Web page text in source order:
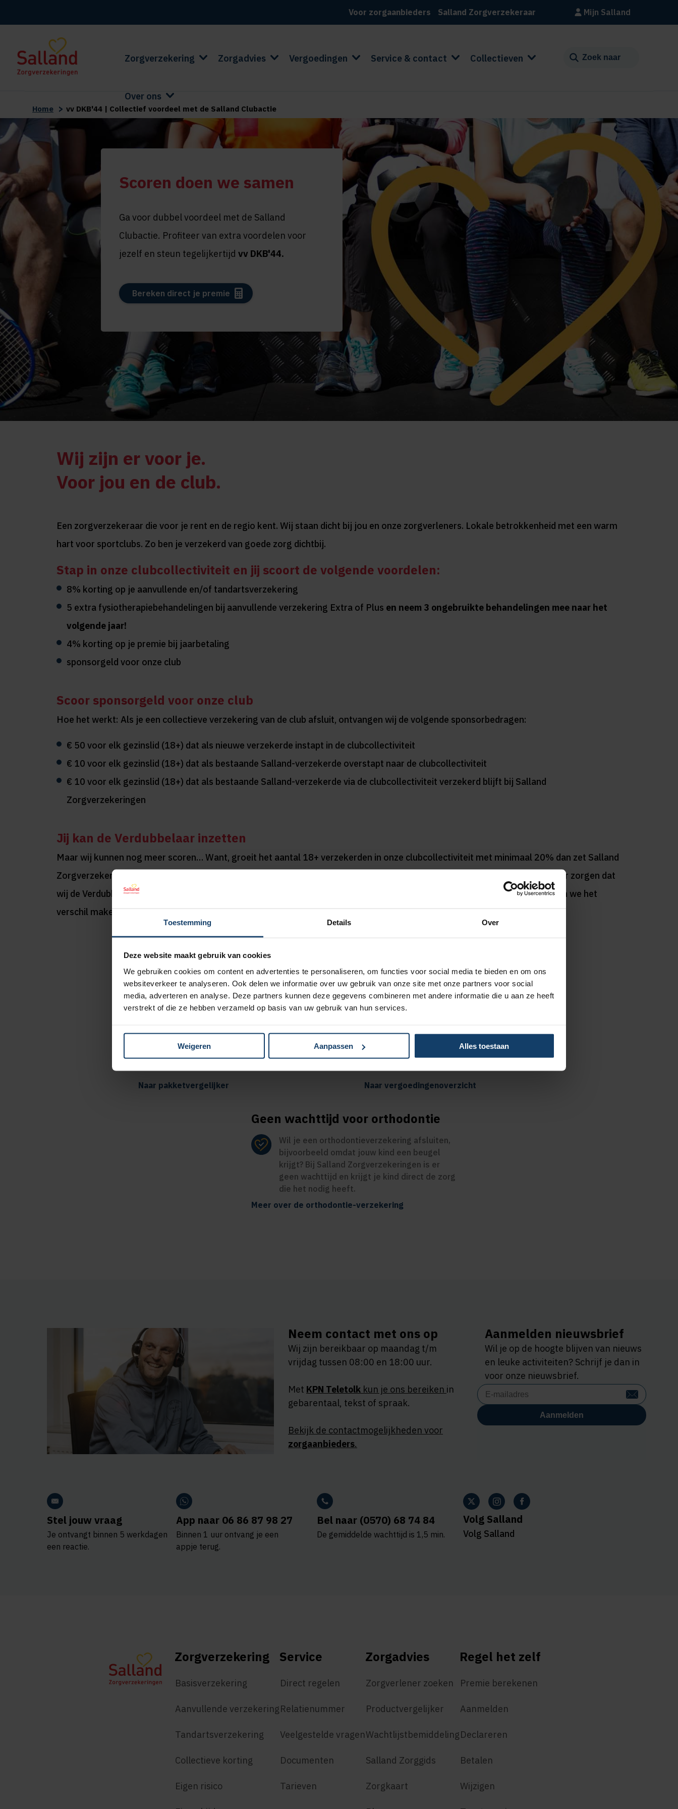
Toestemming Details Over
Deze website maakt gebruik van cookies
We gebruiken cookies om content en advertenties te personaliseren, om functies voor social media te bieden en om ons
websiteverkeer te analyseren. Ook delen we informatie over uw gebruik van onze site met onze partners voor social
media, adverteren en analyse. Deze partners kunnen deze gegevens combineren met andere informatie die u aan ze heeft
verstrekt of die ze hebben verzameld op basis van uw gebruik van hun services.
Weigeren Aanpassen Alles toestaan
Voor zorgaanbieders Salland Zorgverzekeraar Mijn Salland
Zorgverzekering Zorgadvies Vergoedingen Service & contact Collectieven
Over ons
Home > vv DKB'44 | Collectief voordeel met de Salland Clubactie
Scoren doen we samen
Ga voor dubbel voordeel met de Salland
Clubactie. Profiteer van extra voordelen voor
jezelf en steun tegelijkertijd vv DKB'44.
Bereken direct je premie
Wij zijn er voor je.
Voor jou en de club.
Een zorgverzekeraar die voor je rent en de regio kent. Wij staan dicht bij jou en onze zorgverleners. Lokale betrokkenheid met een warm
hart voor sportclubs. Zo ben je verzekerd van goede zorg dichtbij.
Stap in onze clubcollectiviteit en jij scoort de volgende voordelen:
8% korting op je aanvullende en/of tandartsverzekering
5 extra fysiotherapiebehandelingen bij aanvullende verzekering Extra of Plus en neem 3 ongebruikte behandelingen mee naar het
volgende jaar!
4% korting op je premie bij jaarbetaling
sponsorgeld voor onze club
Scoor sponsorgeld voor onze club
Hoe het werkt: Als je een collectieve verzekering van de club afsluit, ontvangen wij de volgende sponsorbedragen:
€ 50 voor elk gezinslid (18+) dat als nieuwe verzekerde instapt in de clubcollectiviteit
€ 10 voor elk gezinslid (18+) dat als bestaande Salland-verzekerde overstapt naar de clubcollectiviteit
€ 10 voor elk gezinslid (18+) dat als bestaande Salland-verzekerde via de clubcollectiviteit verzekerd blijft bij Salland
Zorgverzekeringen
Jij kan de Verdubbelaar inzetten
Maar wij kunnen nog meer scoren… Want, groeit het aantal 18+ verzekerden in onze clubcollectiviteit met minimaal 20% dan zet Salland
Zorgverzekeringen de Verdubbelaar in.
Jij kan er dus voor zorgen dat
wij de Verdubbelaar verdienen; door te blijven, in te stappen of door over te stappen naar de clubcollectiviteit. Samen kunnen we het
verschil maken.
Extra korting
8% korting op alle aanvullende en
5 extra fysiotherapiebehandelingen bij
pakketten Extra of Plus
Naar pakketvergelijker
Sportmedisch advies
Vergoeding tot €250 per kalenderjaar bij
pakket Top
Naar vergoedingenoverzicht
Geen wachttijd voor orthodontie
Wil je een orthodontieverzekering afsluiten,
bijvoorbeeld omdat jouw kind een beugel
krijgt? Bij Salland Zorgverzekeringen is er
geen wachttijd en krijgt je kind direct de zorg
die het nodig heeft.
Meer over de orthodontie-verzekering
Neem contact met ons op
Wij zijn bereikbaar op maandag t/m
vrijdag tussen 08:00 en 18:00 uur.
Met KPN Teletolk kun je ons bereiken in
gebarentaal, tekst of spraak.
Bekijk de contactmogelijkheden voor
zorgaanbieders.
Aanmelden nieuwsbrief
Wil je op de hoogte blijven van nieuws
en leuke activiteiten? Schrijf je dan in
voor onze nieuwsbrief.
Stel jouw vraag
Je ontvangt binnen 5 werkdagen
een reactie.
App naar 06 86 87 98 27
Binnen 1 uur ontvang je een
appje terug.
Bel naar (0570) 68 74 84
De gemiddelde wachttijd is 1,5 min.
Volg Salland
Volg Salland
Zorgverzekering
Basisverzekering
Aanvullende verzekering
Tandartsverzekering
Collectieve korting
Eigen risico
Service
Direct regelen
Relatienummer
Veelgestelde vragen
Documenten
Tarieven
Zorgadvies
Zorgverlener zoeken
Productvergelijker
Wachtlijstbemiddeling
Salland Zorggids
Zorgkaart
Regel het zelf
Premie berekenen
Aanmelden
Declareren
Betalen
Wijzigen